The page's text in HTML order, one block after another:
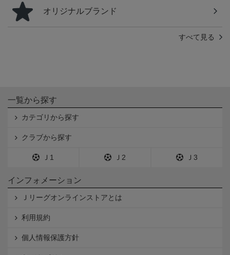
オリジナルブランド
すべて見る
一覧から探す
カテゴリから探す
クラブから探す
Ｊ1 Ｊ2 Ｊ3
インフォメーション
Ｊリーグオンラインストアとは
利用規約
個人情報保護方針